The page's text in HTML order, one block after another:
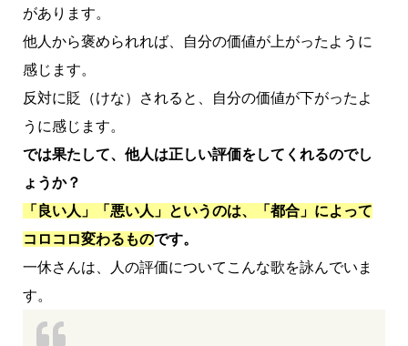
があります。
他人から褒められれば、自分の価値が上がったように
感じます。
反対に貶（けな）されると、自分の価値が下がったよ
うに感じます。
では果たして、他人は正しい評価をしてくれるのでし
ょうか？
「良い人」「悪い人」というのは、「都合」によって
コロコロ変わるものです。
一休さんは、人の評価についてこんな歌を詠んでいま
す。